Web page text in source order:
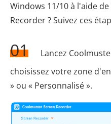
Windows 11/10 à l'aide
Recorder ? Suivez ces
01
Lancez
choisissez votre zone
» ou « Personnalisé ».